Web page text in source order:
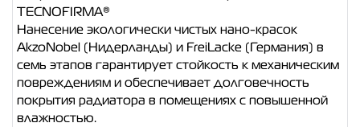
TECNOFIRMA®
Нанесение экологически чистых нано-красок
AkzoNobel (Нидерланды) и FreiLacke (Германия) в
семь этапов гарантирует стойкость к механическим
повреждениям и обеспечивает долговечность
покрытия радиатора в помещениях с повышенной
влажностью.